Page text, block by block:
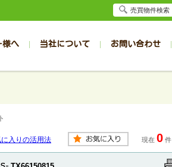
貸物件一覧
貸アパート
貸マンション
帯広の1R～1K
帯広の2K～2LDK
貸物件一覧
貸アパート
貸マンション
旭川の1R～1K
旭川の2K～2LDK
様へ 当社について お問い合わせ
に入りの活用法 現在 0 件
売買物件検索